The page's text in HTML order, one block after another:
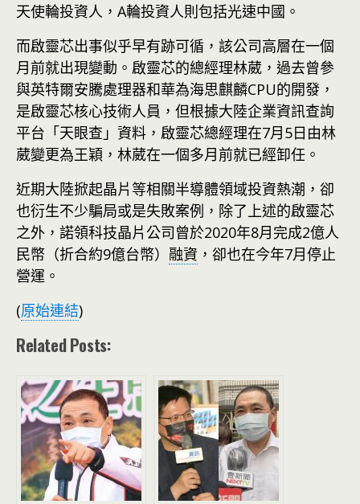
天使輪投資人，A輪投資人則包括光速中國。
而啟靈芯出事似乎早有跡可循，該公司高層在一個
月前就出現變動。啟靈芯的總經理林葳，過去曾參
與英特爾安騰處理器和華為海思麒麟CPU的開發，
是啟靈芯核心技術人員，但根據大陸企業資訊查詢
平台「天眼查」資料，啟靈芯總經理在7月5日由林
葳變更為王穎，林葳在一個多月前就已經卸任。
近期大陸掀起晶片等相關半導體領域投資熱潮，卻
也衍生不少騙局或是失敗案例，除了上述的啟靈芯
之外，諾領科技晶片公司曾於2020年8月完成2億人
民幣（折合約9億台幣） 融資 ，卻也在今年7月停止
營運。
(原始連結)
Related Posts: